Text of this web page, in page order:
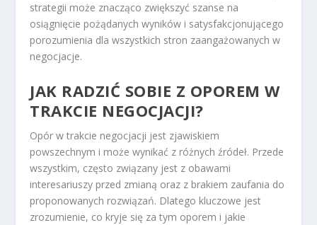
strategii może znacząco zwiększyć szanse na
osiągnięcie pożądanych wyników i satysfakcjonującego
porozumienia dla wszystkich stron zaangażowanych w
negocjacje.
JAK RADZIĆ SOBIE Z OPOREM W
TRAKCIE NEGOCJACJI?
Opór w trakcie negocjacji jest zjawiskiem
powszechnym i może wynikać z różnych źródeł. Przede
wszystkim, często związany jest z obawami
interesariuszy przed zmianą oraz z brakiem zaufania do
proponowanych rozwiązań. Dlatego kluczowe jest
zrozumienie, co kryje się za tym oporem i jakie